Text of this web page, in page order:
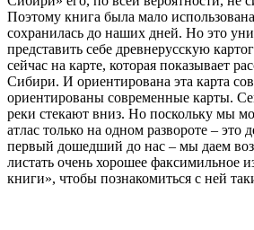
Поэтому книга была мало
сохранилась до наших дней. Но это
представить себе древнерусскую
сейчас на карте, которая показывает
Сибири. И ориентирована эта карта
ориентированы современные карты.
реки стекают вниз. Но поскольку мы
атлас только на одном развороте – это
первый дошедший до нас – мы даем
листать очень хорошее факсимильное
книги», чтобы познакомиться с ней